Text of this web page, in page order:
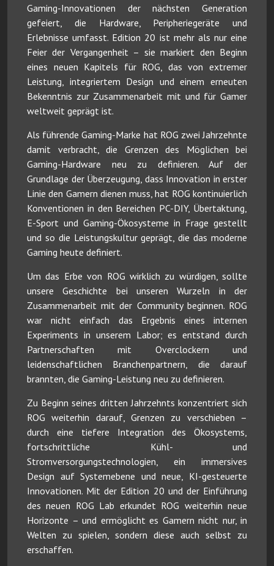
Gaming-Innovationen der nächsten Generation
gefeiert, die Hardware, Peripheriegeräte und
Erlebnisse umfasst. Edition 20 ist mehr als nur eine
Feier der Vergangenheit – sie markiert den Beginn
eines neuen Kapitels für ROG, das von extremer
Leistung, integriertem Design und einem erneuten
Bekenntnis zur Zusammenarbeit mit und für Gamer
weltweit geprägt ist.
Als führende Gaming-Marke hat ROG zwei Jahrzehnte
damit verbracht, die Grenzen des Möglichen bei
Gaming-Hardware neu zu definieren. Auf der
Grundlage der Überzeugung, dass Innovation in erster
Linie den Gamern dienen muss, hat ROG kontinuierlich
Konventionen in den Bereichen PC-DIY, Übertaktung,
E-Sport und Gaming-Ökosysteme in Frage gestellt
und so die Leistungskultur geprägt, die das moderne
Gaming heute definiert.
Um das Erbe von ROG wirklich zu würdigen, sollte
unsere Geschichte bei unseren Wurzeln in der
Zusammenarbeit mit der Community beginnen. ROG
war nicht einfach das Ergebnis eines internen
Experiments in unserem Labor; es entstand durch
Partnerschaften mit Overclockern und
leidenschaftlichen Branchenpartnern, die darauf
brannten, die Gaming-Leistung neu zu definieren.
Zu Beginn seines dritten Jahrzehnts konzentriert sich
ROG weiterhin darauf, Grenzen zu verschieben –
durch eine tiefere Integration des Ökosystems,
fortschrittliche Kühl- und
Stromversorgungstechnologien, ein immersives
Design auf Systemebene und neue, KI-gesteuerte
Innovationen. Mit der Edition 20 und der Einführung
des neuen ROG Lab erkundet ROG weiterhin neue
Horizonte – und ermöglicht es Gamern nicht nur, in
Welten zu spielen, sondern diese auch selbst zu
erschaffen.